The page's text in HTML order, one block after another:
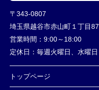
〒343-0807
埼玉県越谷市赤山町１丁目87
営業時間： 9:00～18:00
定休日： 毎週火曜日、水曜日
トップページ